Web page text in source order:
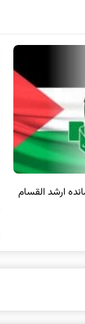
افغانستان
منطقه‌ای